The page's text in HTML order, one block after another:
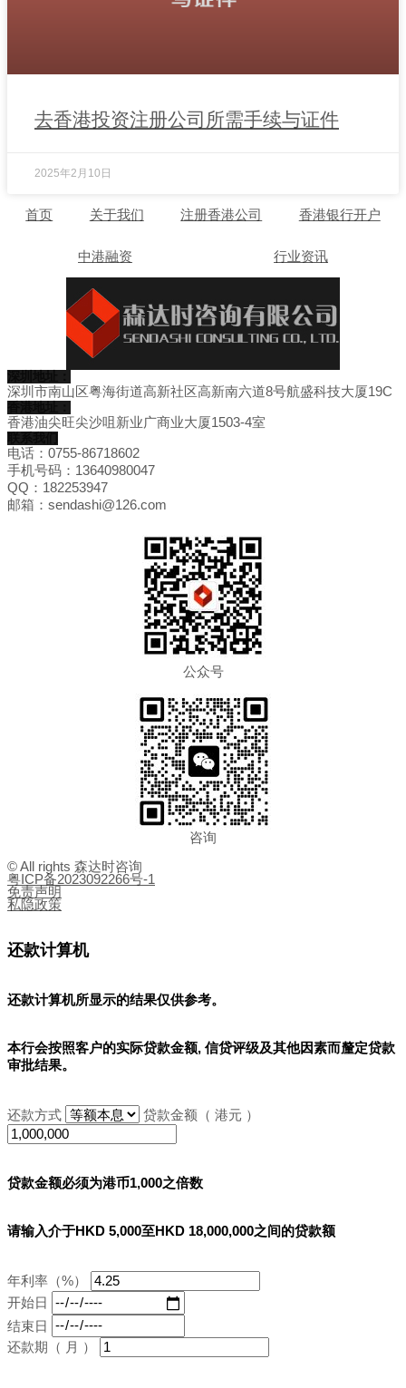
去香港投资注册公司所需手续与证件
2025年2月10日
首页 关于我们 注册香港公司 香港银行开户
中港融资 行业资讯
深圳市南山区粤海街道高新社区高新南六道8号航盛科技大厦19C
香港油尖旺尖沙咀新业广商业大厦1503-4室
电话：0755-86718602
手机号码：13640980047
QQ：182253947
邮箱：sendashi@126.com
公众号
咨询
© All rights 森达时咨询
粤ICP备2023092266号-1
免责声明
私隐政策
还款计算机
还款计算机所显示的结果仅供参考。
本行会按照客户的实际贷款金额, 信贷评级及其他因素而釐定贷款
审批结果。
还款方式 贷款金额（ 港元 ）
贷款金额必须为港币1,000之倍数
请输入介于HKD 5,000至HKD 18,000,000之间的贷款额
年利率（%）
开始日
结束日
还款期（ 月 ）